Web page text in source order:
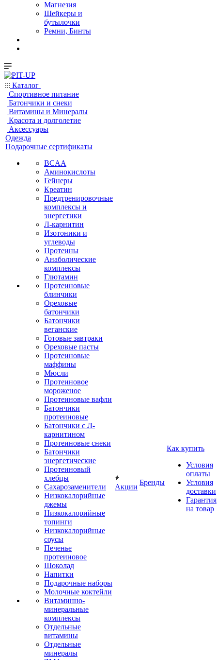
Магнезия
Шейкеры и
бутылочки
Ремни, Бинты
Каталог
Спортивное питание
Батончики и снеки
Витамины и Минералы
Красота и долголетие
Аксессуары
Одежда
Подарочные сертификаты
BCAA
Аминокислоты
Гейнеры
Креатин
Предтренировочные
комплексы и
энергетики
Л-карнитин
Изотоники и
углеводы
Протеины
Анаболические
комплексы
Глютамин
Протеиновые
блинчики
Ореховые
батончики
Батончики
веганские
Готовые завтраки
Ореховые пасты
Протеиновые
маффины
Мюсли
Протеиновое
мороженое
Протеиновые вафли
Батончики
протеиновые
Батончики с Л-
карнитином
Протеиновые снеки
Батончики
энергетические
Протеиновый
хлебцы
Сахарозаменители
Низкокалорийные
джемы
Низкокалорийные
топинги
Низкокалорийные
соусы
Печенье
протеиновое
Шоколад
Напитки
Подарочные наборы
Молочные коктейли
Витаминно-
минеральные
комплексы
Отдельные
витамины
Отдельные
минералы
Акции
Бренды
Как купить
Условия
оплаты
Условия
доставки
Гарантия
на товар